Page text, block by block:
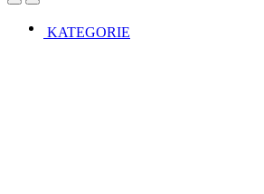
OpenClose
KATEGORIE